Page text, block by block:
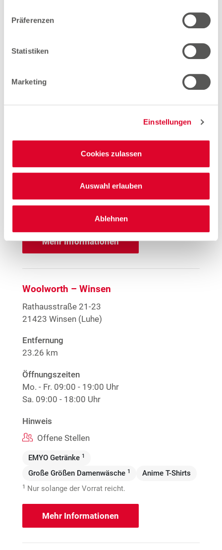
Präferenzen
Statistiken
Marketing
Einstellungen
Cookies zulassen
Auswahl erlauben
Ablehnen
Möllner Straße 57
21493 Schwarzenbek
10:00 - 19:00 Uhr
Sa.10:00 - 18:00 Uhr
Offene Stellen
Mehr Informationen
Woolworth – Winsen
Rathausstraße 21-23
21423 Winsen (Luhe)
Entfernung
23.26 km
Öffnungszeiten
Mo. - Fr. 09:00 - 19:00 Uhr
Sa. 09:00 - 18:00 Uhr
Hinweis
Offene Stellen
EMYO Getränke 1
Große Größen Damenwäsche 1 Anime T-Shirts
1 Nur solange der Vorrat reicht.
Mehr Informationen